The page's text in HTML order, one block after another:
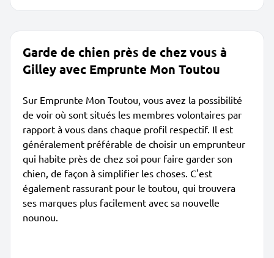
Garde de chien près de chez vous à
Gilley avec Emprunte Mon Toutou
Sur Emprunte Mon Toutou, vous avez la possibilité
de voir où sont situés les membres volontaires par
rapport à vous dans chaque profil respectif. Il est
généralement préférable de choisir un emprunteur
qui habite près de chez soi pour faire garder son
chien, de façon à simplifier les choses. C'est
également rassurant pour le toutou, qui trouvera
ses marques plus facilement avec sa nouvelle
nounou.